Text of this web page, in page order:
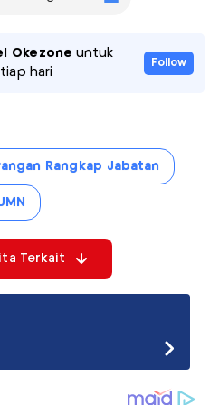
Okezone untuk
hari
Follow
Rangkap Jabatan
Terkait